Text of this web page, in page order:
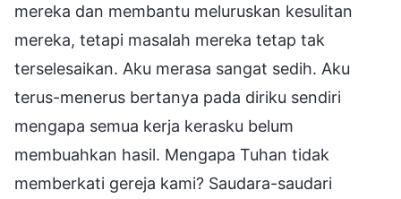
mereka dan membantu meluruskan kesulitan
mereka, tetapi masalah mereka tetap tak
terselesaikan. Aku merasa sangat sedih. Aku
terus-menerus bertanya pada diriku sendiri
mengapa semua kerja kerasku belum
membuahkan hasil. Mengapa Tuhan tidak
memberkati gereja kami? Saudara-saudari